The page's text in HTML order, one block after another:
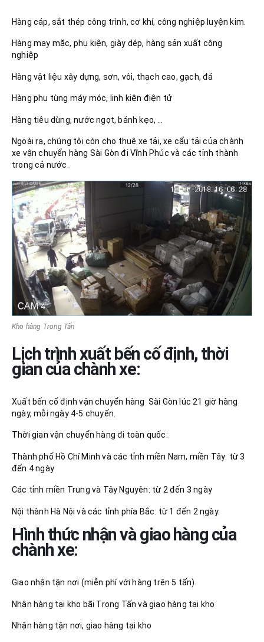
Hàng cáp, sắt thép công trình, cơ khí, công nghiệp luyện kim.
Hàng may mặc, phụ kiện, giày dép, hàng sản xuất công
nghiệp
Hàng vật liệu xây dựng, sơn, vôi, thạch cao, gạch, đá
Hàng phụ tùng máy móc, linh kiện điện tử
Hàng tiêu dùng, nước ngọt, bánh kẹo, …
Ngoài ra, chúng tôi còn cho thuê xe tải, xe cẩu tải của chành
xe vận chuyển hàng Sài Gòn đi Vĩnh Phúc và các tỉnh thành
trong cả nước.
Kho hàng Trọng Tấn
Lịch trình xuất bến cố định, thời
gian của chành xe:
Xuất bến cố định vận chuyển hàng Sài Gòn lúc 21 giờ hàng
ngày, mỗi ngày 4-5 chuyến.
Thời gian vận chuyển hàng đi toàn quốc:
Thành phố Hồ Chí Minh và các tỉnh miền Nam, miền Tây: từ 3
đến 4 ngày
Các tỉnh miền Trung và Tây Nguyên: từ 2 đến 3 ngày
Nội thành Hà Nội và các tỉnh phía Bắc: từ 1 đến 2 ngày.
Hình thức nhận và giao hàng của
chành xe:
Giao nhận tận nơi (miễn phí với hàng trên 5 tấn).
Nhận hàng tại kho bãi Trọng Tấn và giao hàng tại kho
Nhận hàng tận nơi, giao hàng tại kho